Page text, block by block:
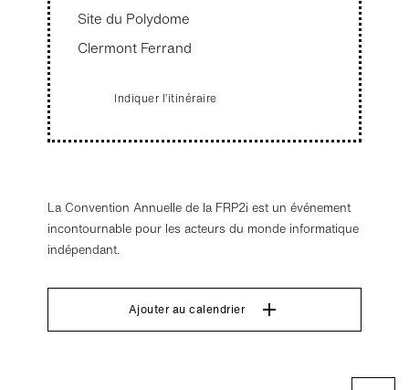
Site du Polydome
Clermont Ferrand
Indiquer l’itinéraire
La Convention Annuelle de la FRP2i est un événement
incontournable pour les acteurs du monde informatique
indépendant.
Ajouter au calendrier